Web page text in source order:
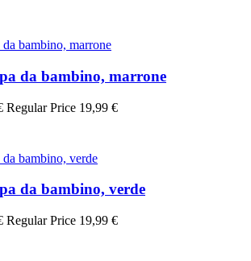
da bambino, marrone
Regular Price 19,99 €
da bambino, verde
Regular Price 19,99 €